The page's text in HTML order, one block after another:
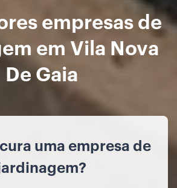
empresas de
em Vila Nova
De Gaia
uma empresa de